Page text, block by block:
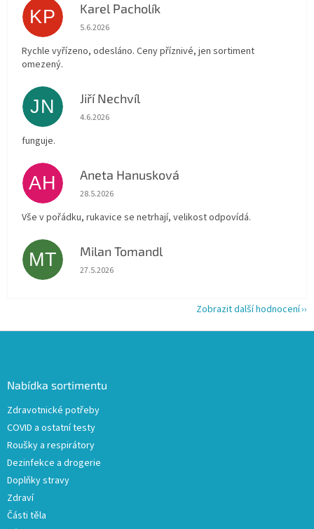
KP Karel Pacholík
Hodnocení obchodu je 4 z 5 hvězdiček.
5.6.2026
Rychle vyřízeno, odesláno. Ceny příznivé, jen sortiment
omezený.
JN Jiří Nechvíl
Hodnocení obchodu je 5 z 5 hvězdiček.
4.6.2026
funguje.
AH Aneta Hanusková
Hodnocení obchodu je 5 z 5 hvězdiček.
28.5.2026
Vše v pořádku, rukavice se netrhají, velikost odpovídá.
MT Milan Tomandl
Hodnocení obchodu je 5 z 5 hvězdiček.
27.5.2026
Zobrazit další hodnocení
Nabídka sortimentu
Zdravotnické potřeby
COVID a ostatní testy
Roušky a respirátory
Dezinfekce a drogerie
Doplňky stravy
Zdraví
Části těla